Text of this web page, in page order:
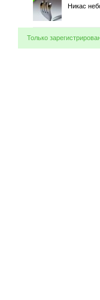
Никас
Только